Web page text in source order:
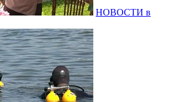
НОВОСТИ в